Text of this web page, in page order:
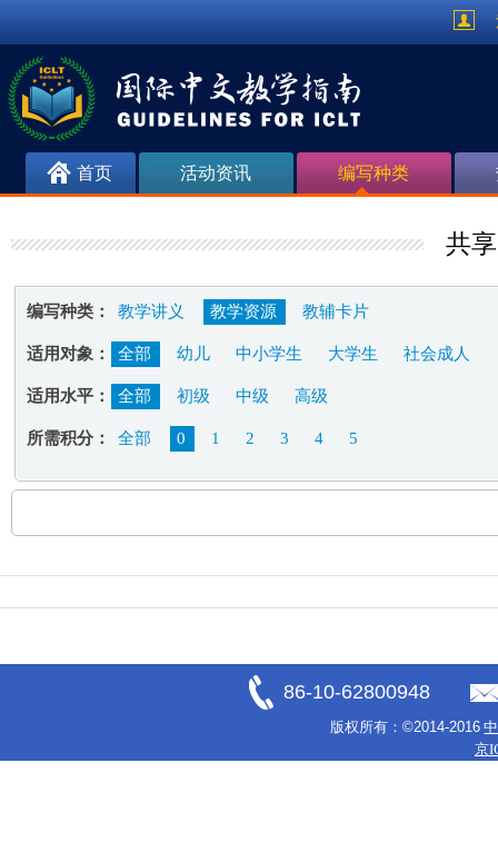
首页 活动资讯 编写种类
共
编写种类： 教学讲义 教学资源 教辅卡片
适用对象： 全部 幼儿 中小学生 大学生 社会成人
适用水平： 全部 初级 中级 高级
所需积分： 全部 0 1 2 3 4 5
86-10-62800948
版权所有：©2014-2016
京